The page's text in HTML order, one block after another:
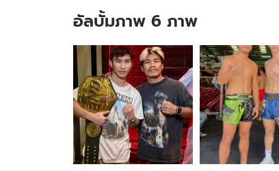
อัลบั้มภาพ 6 ภาพ
อัลบั้ม
ภาพ
6
ภาพ
ของ
ไฟต์
นี้
ไม่
เกิด